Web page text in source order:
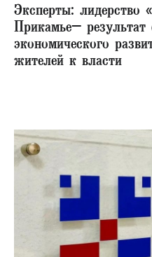
Эксперты: лидерство
Прикамье– результат
экономического
жителей к власти